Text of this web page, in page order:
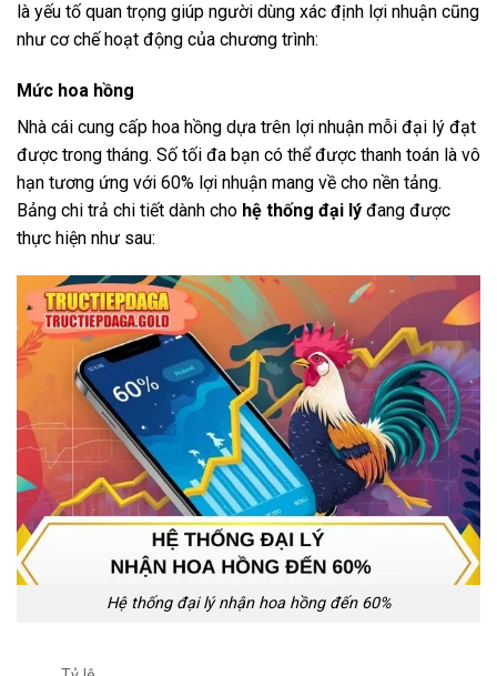
là yếu tố quan trọng giúp người dùng xác định lợi nhuận cũng
như cơ chế hoạt động của chương trình:
Mức hoa hồng
Nhà cái cung cấp hoa hồng dựa trên lợi nhuận mỗi đại lý đạt
được trong tháng. Số tối đa bạn có thể được thanh toán là vô
hạn tương ứng với 60% lợi nhuận mang về cho nền tảng.
Bảng chi trả chi tiết dành cho hệ thống đại lý đang được
thực hiện như sau:
Hệ thống đại lý nhận hoa hồng đến 60%